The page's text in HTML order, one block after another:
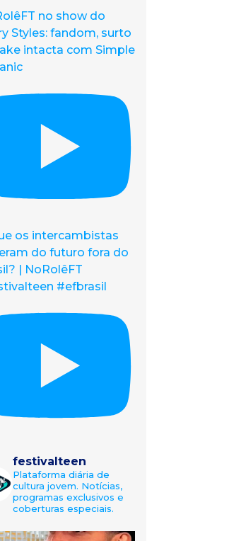
no show do
Styles: fandom, surto
intacta com Simple
os intercambistas
do futuro fora do
| NoRolêFT
#efbrasil
festivalteen
Plataforma diária de
cultura jovem. Notícias,
programas exclusivos e
coberturas especiais.